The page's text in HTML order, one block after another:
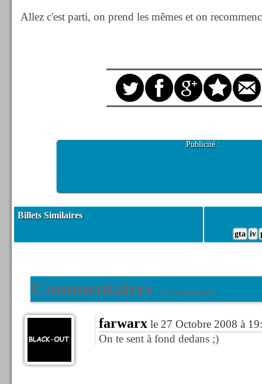
Allez c'est parti, on prend les mêmes et on
Publicité :
Billets Similaires
gta iv
Commentaires 3 commentaires
farwarxle 27 Octobre 2008 à
On te sent à fond dedans ;)